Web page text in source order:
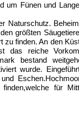
um Fünen und
Naturschutz.
größten
zu finden. An den
das reiche
bestand
wurde.
für